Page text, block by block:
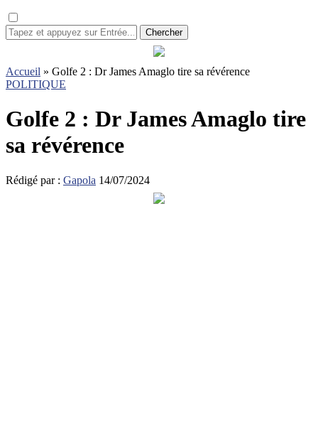
Chercher
Accueil » Golfe 2 : Dr James Amaglo tire sa révérence
POLITIQUE
Golfe 2 : Dr James Amaglo tire
sa révérence
Rédigé par : Gapola 14/07/2024